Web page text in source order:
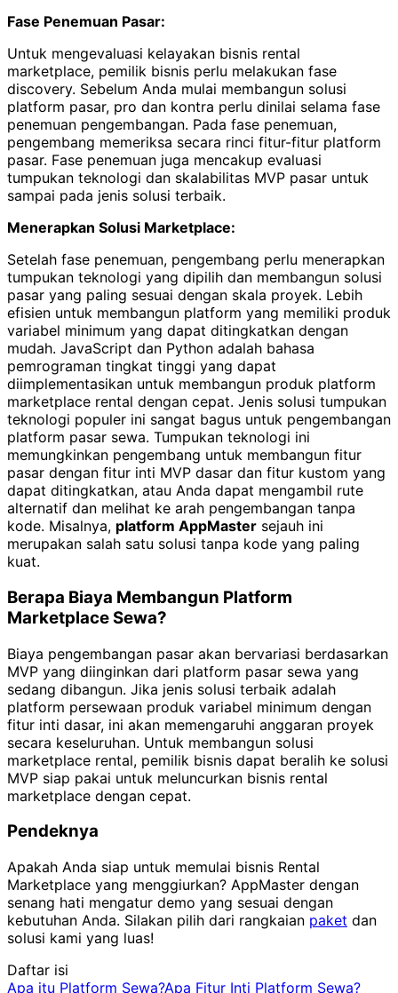
Fase Penemuan Pasar:
Untuk mengevaluasi kelayakan bisnis rental
marketplace, pemilik bisnis perlu melakukan fase
discovery. Sebelum Anda mulai membangun solusi
platform pasar, pro dan kontra perlu dinilai selama fase
penemuan pengembangan. Pada fase penemuan,
pengembang memeriksa secara rinci fitur-fitur platform
pasar. Fase penemuan juga mencakup evaluasi
tumpukan teknologi dan skalabilitas MVP pasar untuk
sampai pada jenis solusi terbaik.
Menerapkan Solusi Marketplace:
Setelah fase penemuan, pengembang perlu menerapkan
tumpukan teknologi yang dipilih dan membangun solusi
pasar yang paling sesuai dengan skala proyek. Lebih
efisien untuk membangun platform yang memiliki produk
variabel minimum yang dapat ditingkatkan dengan
mudah. JavaScript dan Python adalah bahasa
pemrograman tingkat tinggi yang dapat
diimplementasikan untuk membangun produk platform
marketplace rental dengan cepat. Jenis solusi tumpukan
teknologi populer ini sangat bagus untuk pengembangan
platform pasar sewa. Tumpukan teknologi ini
memungkinkan pengembang untuk membangun fitur
pasar dengan fitur inti MVP dasar dan fitur kustom yang
dapat ditingkatkan, atau Anda dapat mengambil rute
alternatif dan melihat ke arah pengembangan tanpa
kode. Misalnya, platform AppMaster sejauh ini
merupakan salah satu solusi tanpa kode yang paling
kuat.
Berapa Biaya Membangun Platform
Marketplace Sewa?
Biaya pengembangan pasar akan bervariasi berdasarkan
MVP yang diinginkan dari platform pasar sewa yang
sedang dibangun. Jika jenis solusi terbaik adalah
platform persewaan produk variabel minimum dengan
fitur inti dasar, ini akan memengaruhi anggaran proyek
secara keseluruhan. Untuk membangun solusi
marketplace rental, pemilik bisnis dapat beralih ke solusi
MVP siap pakai untuk meluncurkan bisnis rental
marketplace dengan cepat.
Pendeknya
Apakah Anda siap untuk memulai bisnis Rental
Marketplace yang menggiurkan? AppMaster dengan
senang hati mengatur demo yang sesuai dengan
kebutuhan Anda. Silakan pilih dari rangkaian paket dan
solusi kami yang luas!
Daftar isi
Apa itu Platform Sewa?Apa Fitur Inti Platform Sewa?